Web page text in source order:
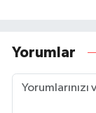
Yorumlar